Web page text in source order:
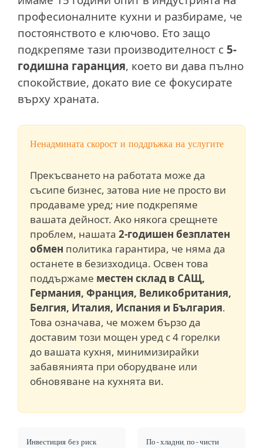
професионалните кухни и разбираме, че
постоянството е ключово. Ето защо
подкрепяме тази производителност с 5-
годишна гаранция, което ви дава пълно
спокойствие, докато вие се фокусирате
върху храната.
Ненадмината скорост и поддръжка на услугите
Прекъсването на работата може да
съсипе бизнес, затова ние не просто ви
продаваме уред; ние подкрепяме
вашата дейност. Ако някога срещнете
проблем, нашата 2-годишен безплатен
обмен политика гарантира, че няма да
останете в безизходица. Освен това
поддържаме местен склад в САЩ,
Германия, Франция, Великобритания,
Белгия, Италия, Испания и България.
Това означава, че можем бързо да
доставим този мощен уред с 4 горелки
до вашата кухня, минимизирайки
забавянията при оборудване или
обновяване на кухнята ви.
Инвестиция без риск
По-хладни, по-чисти